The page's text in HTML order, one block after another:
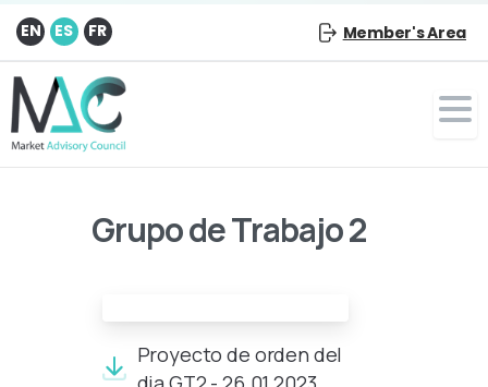
EN ES FR Member's Area
Grupo de Trabajo 2
Proyecto de orden del